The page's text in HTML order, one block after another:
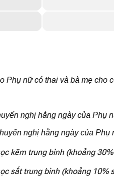
Phụ nữ có thai và bà mẹ cho
nghị hằng ngày của Phụ
nghị hằng ngày của Phụ
kẽm trung bình (khoảng
sắt trung bình (khoảng 10%